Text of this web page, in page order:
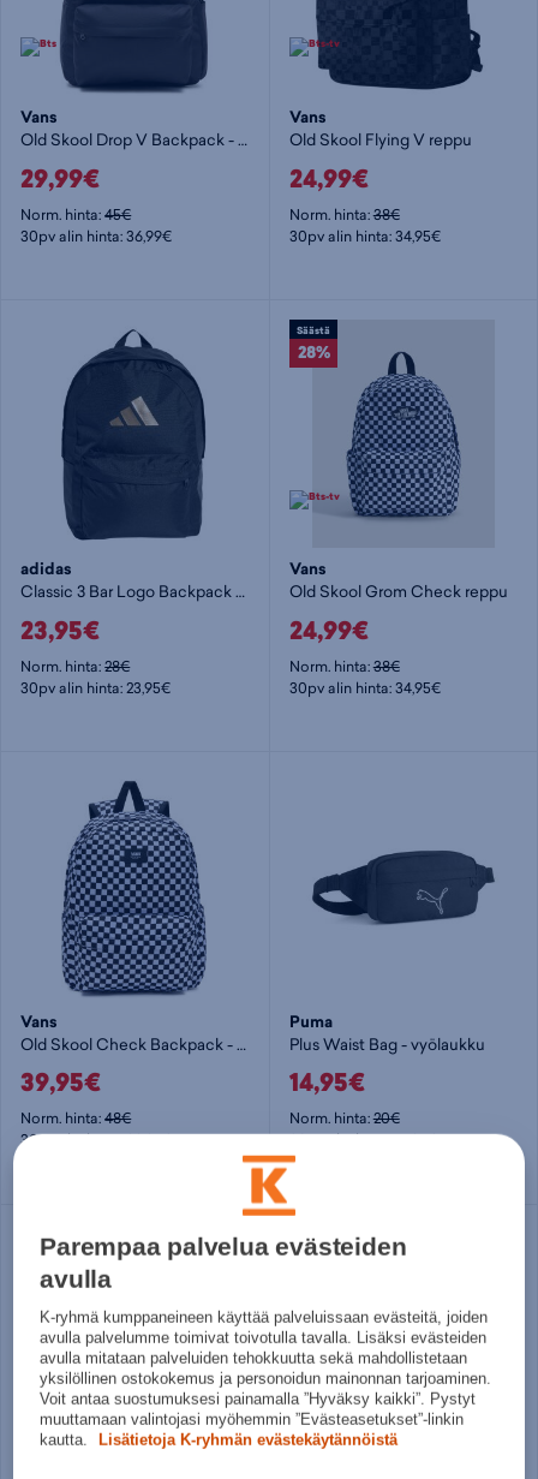
Vans
Old Skool Drop V Backpack - päiväreppu
29,99€
Norm. hinta:45€
30pv alin hinta: 36,99€
Vans
Old Skool Flying V reppu
24,99€
Norm. hinta:38€
30pv alin hinta: 34,95€
adidas
Classic 3 Bar Logo Backpack - päiväreppu
23,95€
Norm. hinta:28€
30pv alin hinta: 23,95€
Säästä
28%
Vans
Old Skool Grom Check reppu
24,99€
Norm. hinta:38€
30pv alin hinta: 34,95€
Vans
Old Skool Check Backpack - päiväreppu
39,95€
Norm. hinta:48€
30pv alin hinta: 39,95€
Puma
Plus Waist Bag - vyölaukku
14,95€
Norm. hinta:20€
30pv alin hinta: 14,95€
Säästä
29%
Parempaa palvelua evästeiden
avulla
K-ryhmä kumppaneineen käyttää palveluissaan evästeitä, joiden
avulla palvelumme toimivat toivotulla tavalla. Lisäksi evästeiden
avulla mitataan palveluiden tehokkuutta sekä mahdollistetaan
yksilöllinen ostokokemus ja personoidun mainonnan tarjoaminen.
Voit antaa suostumuksesi painamalla ”Hyväksy kaikki”. Pystyt
muuttamaan valintojasi myöhemmin ”Evästeasetukset”-linkin
kautta.
Lisätietoja K-ryhmän evästekäytännöistä